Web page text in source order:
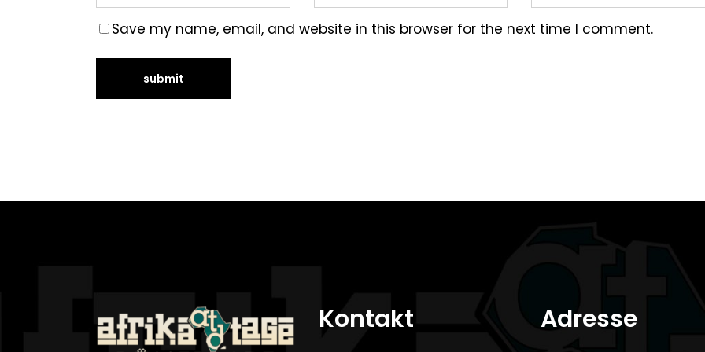
Save my name, email, and website in this browser for the next time I comment.
Kontakt Adresse